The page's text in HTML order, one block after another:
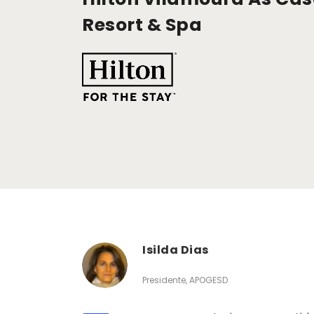
Resort & Spa
Isilda Dias
Presidente, APOGESD